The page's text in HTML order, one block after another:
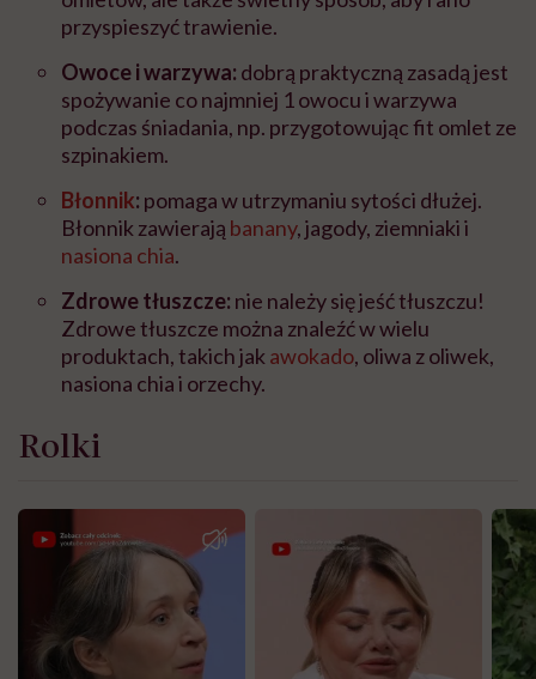
przyspieszyć trawienie.
Owoce i warzywa: dobrą praktyczną zasadą jest
spożywanie co najmniej 1 owocu i warzywa
podczas śniadania, np. przygotowując fit omlet ze
szpinakiem.
Błonnik: pomaga w utrzymaniu sytości dłużej.
Błonnik zawierają banany, jagody, ziemniaki i
nasiona chia.
Zdrowe tłuszcze: nie należy się jeść tłuszczu!
Zdrowe tłuszcze można znaleźć w wielu
produktach, takich jak awokado, oliwa z oliwek,
nasiona chia i orzechy.
Rolki